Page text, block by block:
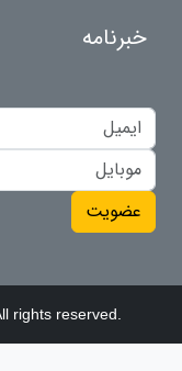
خبرنامه
عضویت
rights reserved.